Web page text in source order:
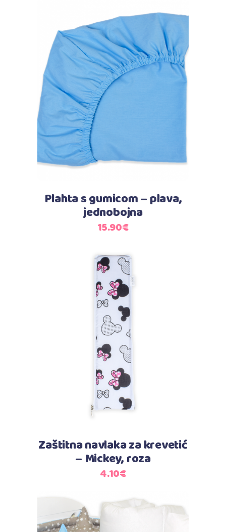
Dodaj u košaricu
Plahta s gumicom – plava,
jednobojna
15.90€
Dodaj u košaricu
Zaštitna navlaka za krevetić
– Mickey, roza
4.10€